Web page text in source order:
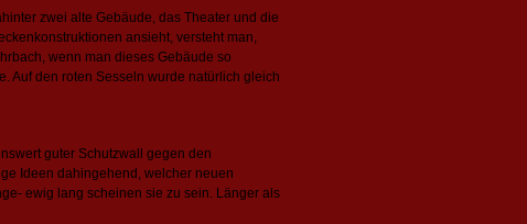
zwei alte Gebäude, das Theater und die
ansieht, versteht man,
wenn man dieses Gebäude so
Auf den roten Sesseln wurde natürlich gleich
guter Schutzwall gegen den
Ideen dahingehend, welcher neuen
ewig lang scheinen sie zu sein. Länger als